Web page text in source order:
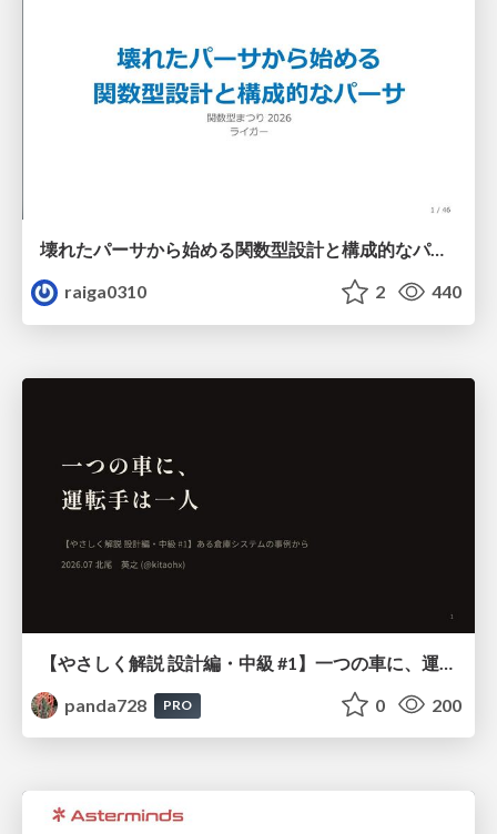
壊れたパーサから始める関数型設計と構成的なパーサ #fp_matsuri
raiga0310
2 440
panda728
PRO 0 200